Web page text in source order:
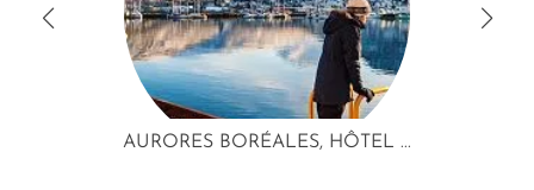
AURORES BORÉALES, HÔTEL ...